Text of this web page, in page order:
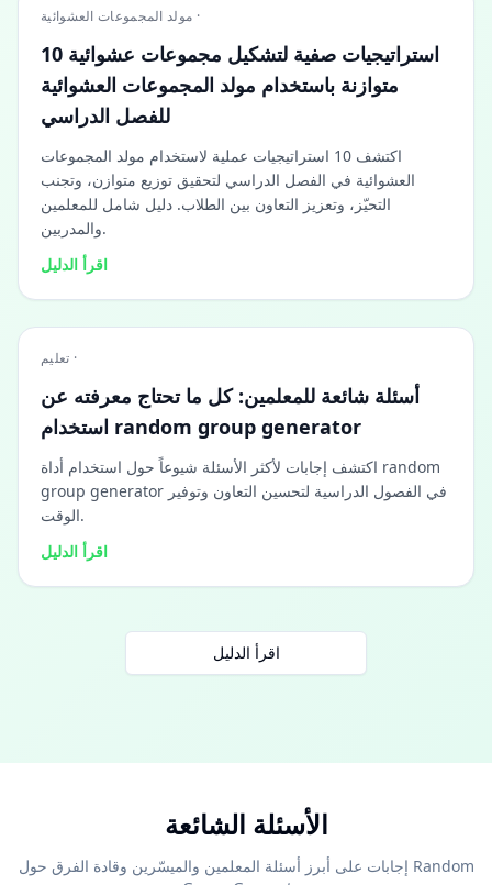
مولد المجموعات العشوائية ·
10 استراتيجيات صفية لتشكيل مجموعات عشوائية
متوازنة باستخدام مولد المجموعات العشوائية
للفصل الدراسي
اكتشف 10 استراتيجيات عملية لاستخدام مولد المجموعات
العشوائية في الفصل الدراسي لتحقيق توزيع متوازن، وتجنب
التحيّز، وتعزيز التعاون بين الطلاب. دليل شامل للمعلمين
والمدربين.
اقرأ الدليل
تعليم ·
أسئلة شائعة للمعلمين: كل ما تحتاج معرفته عن
استخدام random group generator
اكتشف إجابات لأكثر الأسئلة شيوعاً حول استخدام أداة random
group generator في الفصول الدراسية لتحسين التعاون وتوفير
الوقت.
اقرأ الدليل
اقرأ الدليل
الأسئلة الشائعة
إجابات على أبرز أسئلة المعلمين والميسّرين وقادة الفرق حول Random